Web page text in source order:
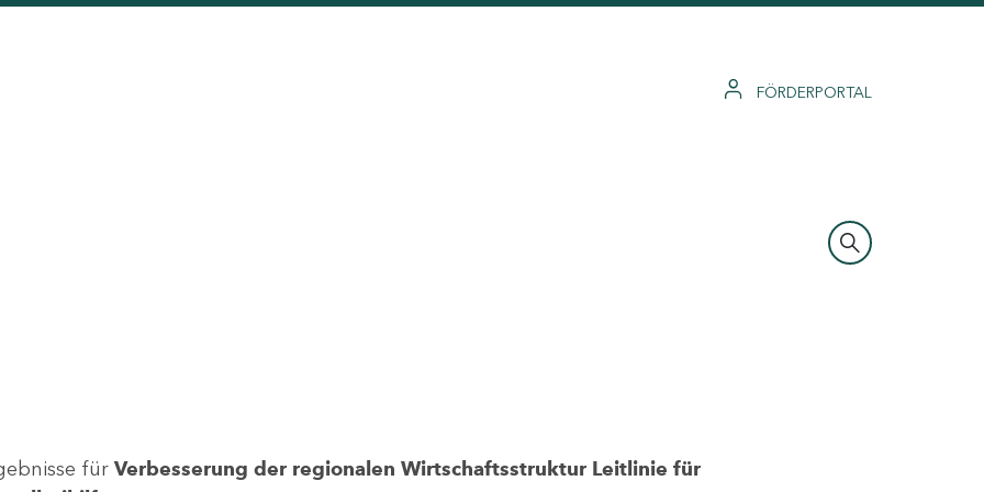
FÖRDERPORTAL
für Verbesserung der regionalen Wirtschaftsstruktur Leitlinie für